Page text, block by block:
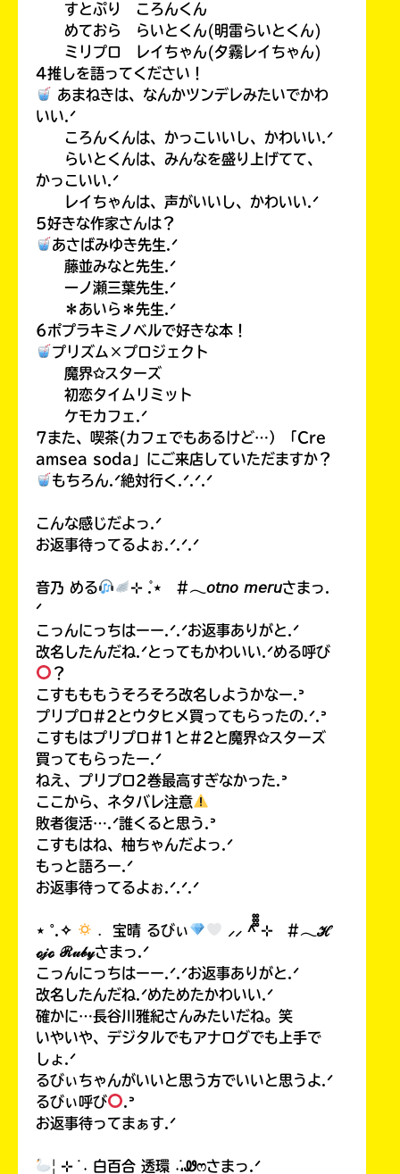
すとぷり ころんくん
めておら らいとくん(明雷らいとくん)
ミリプロ レイちゃん(夕霧レイちゃん)
4推しを語ってください！
あまねきは、なんかツンデレみたいでかわ
いい.ᐟ
ころんくんは、かっこいいし、かわいい.ᐟ
らいとくんは、みんなを盛り上げてて、
かっこいい.ᐟ
レイちゃんは、声がいいし、かわいい.ᐟ
5好きな作家さんは？
あさばみゆき先生.ᐟ
藤並みなと先生.ᐟ
一ノ瀬三葉先生.ᐟ
＊あいら＊先生.ᐟ
6ポプラキミノベルで好きな本！
プリズム×プロジェクト
魔界✩スターズ
初恋タイムリミット
ケモカフェ.ᐟ
7また、喫茶(カフェでもあるけど…）「Cre
amsea soda」にご来店していただますか？
もちろん.ᐟ絶対行く.ᐟ.ᐟ.ᐟ
こんな感じだよっ.ᐟ
お返事待ってるよぉ.ᐟ.ᐟ.ᐟ
音乃 める
⊹ ̊.⋆ #𓂃𝘰𝘵𝘯𝘰 𝘮𝘦𝘳𝘶さまっ.
ᐟ
こっんにっちはーー.ᐟ.ᐟお返事ありがと.ᐟ
改名したんだね.ᐟとってもかわいい.ᐟめる呼び
？
こすもももうそろそろ改名しようかなー.ᐣ
プリプロ#2とウタヒメ買ってもらったの.ᐟ.ᐣ
こすもはプリプロ#1と#2と魔界✩スターズ
買ってもらったー.ᐟ
ねえ、プリプロ2巻最高すぎなかった.ᐣ
ここから、ネタバレ注意
敗者復活….ᐟ誰くると思う.ᐣ
こすもはね、柚ちゃんだよっ.ᐟ
もっと語ろー.ᐟ
お返事待ってるよぉ.ᐟ.ᐟ.ᐟ
⋆ ˚.✧ ﹒ 宝晴 るびぃ
⸝⸝ ^᪲᪲᪲ ⊹ #𓂃ℋ
ℴ𝒿ℴ ℛ𝓊𝒷𝓎さまっ.ᐟ
こっんにっちはーー.ᐟ.ᐟお返事ありがと.ᐟ
改名したんだね.ᐟめためたかわいい.ᐟ
確かに…長谷川雅紀さんみたいだね。笑
いやいや、デジタルでもアナログでも上手で
しょ.ᐟ
るびぃちゃんがいいと思う方でいいと思うよ.ᐟ
るびぃ呼び
.ᐣ
お返事待ってまぁす.ᐟ
| ⊹ ࣪ ˖ 白百合 透環 ˖࣪،Ꮺෆさまっ.ᐟ